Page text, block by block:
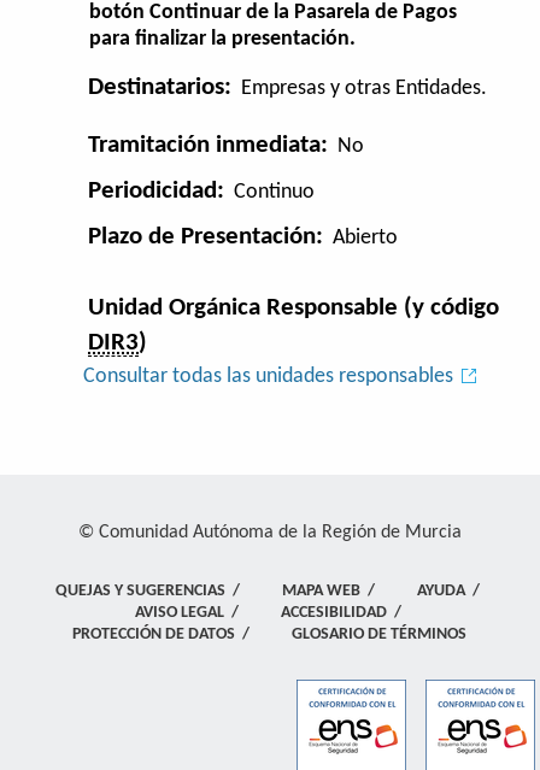
botón Continuar de la Pasarela de Pagos
para finalizar la presentación.
Destinatarios: Empresas y otras Entidades.
Tramitación inmediata: No
Periodicidad: Continuo
Plazo de Presentación: Abierto
Unidad Orgánica Responsable (y código
DIR3)
Consultar todas las unidades responsables
© Comunidad Autónoma de la Región de Murcia
QUEJAS Y SUGERENCIAS / MAPA WEB / AYUDA/
AVISO LEGAL/ ACCESIBILIDAD/
PROTECCIÓN DE DATOS / GLOSARIO DE TÉRMINOS